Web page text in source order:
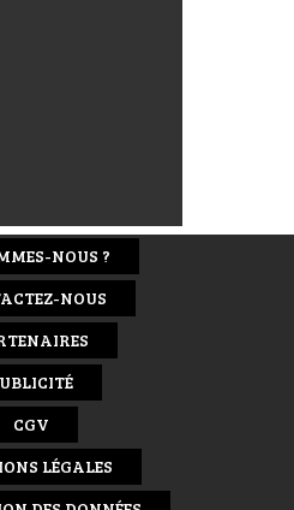
NOUS ?
NOUS
CGV
LÉGALES